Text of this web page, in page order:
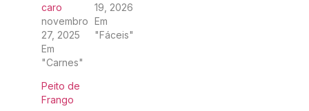
caro
novembro
27, 2025
Em
"Carnes"
19, 2026
Em
"Fáceis"
Peito de
Frango